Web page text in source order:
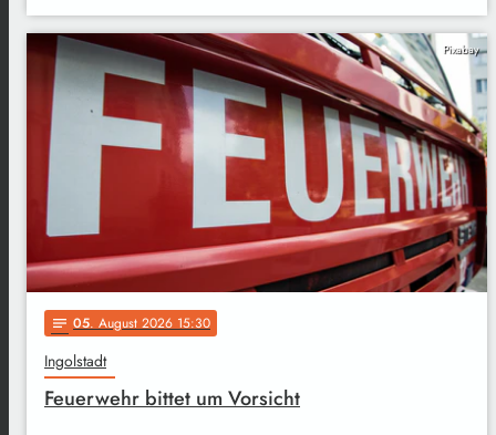
Pixabay
notes 05. August 2026 15:30
Ingolstadt
Feuerwehr bittet um Vorsicht